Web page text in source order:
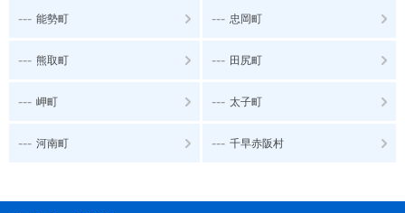
--- 能勢町 --- 忠岡町
--- 熊取町 --- 田尻町
--- 岬町 --- 太子町
--- 河南町 --- 千早赤阪村